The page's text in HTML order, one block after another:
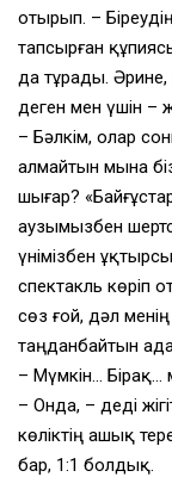
отырып. –
тапсырған
да тұрады. Әрине,
деген мен үшін –
– Бәлкім, олар
алмайтын мына
шығар?
аузымызбен
үнімізбен
спектакль көріп
сөз ғой, дәл
таңданбайтын
– Мүмкін… Бірақ…
– Онда, – деді
көліктің ашық
бар, 1:1 болдық.